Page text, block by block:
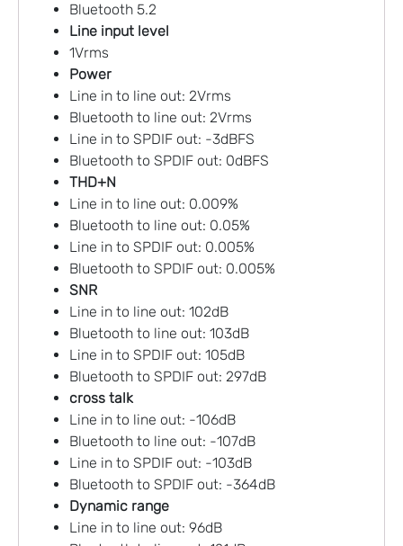
Bluetooth 5.2
Line input level
1Vrms
Power
Line in to line out: 2Vrms
Bluetooth to line out: 2Vrms
Line in to SPDIF out: -3dBFS
Bluetooth to SPDIF out: 0dBFS
THD+N
Line in to line out: 0.009%
Bluetooth to line out: 0.05%
Line in to SPDIF out: 0.005%
Bluetooth to SPDIF out: 0.005%
SNR
Line in to line out: 102dB
Bluetooth to line out: 103dB
Line in to SPDIF out: 105dB
Bluetooth to SPDIF out: 297dB
cross talk
Line in to line out: -106dB
Bluetooth to line out: -107dB
Line in to SPDIF out: -103dB
Bluetooth to SPDIF out: -364dB
Dynamic range
Line in to line out: 96dB